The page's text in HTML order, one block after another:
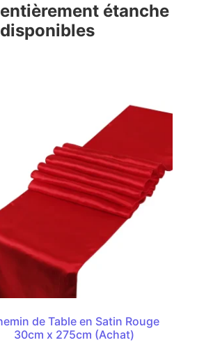
étanche
de Table en Satin Rouge
30cm x 275cm (Achat)